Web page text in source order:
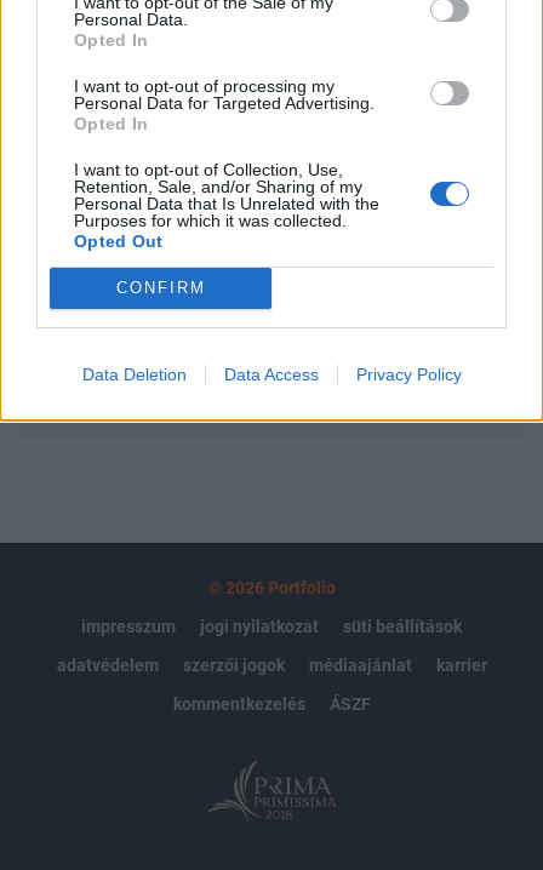
Personal Data.
Opted In
I want to opt-out of processing my
Personal Data for Targeted Advertising.
Opted In
I want to opt-out of Collection, Use,
Retention, Sale, and/or Sharing of my
Personal Data that Is Unrelated with the
Purposes for which it was collected.
Opted Out
CONFIRM
Data Deletion Data Access Privacy Policy
KEDVES OLVASÓNK!
A keresett cikk a portfolio.hu hírarchívumához
tartozik, melynek olvasása előfizetéses
regisztrációhoz kötött.
Az előfizetés a következőket tartalmazza:
Portfolio.hu teljes cikkarchívum
Kötéslisták: BÉT elmúlt 2 év napon belüli
kötéslistái
Előfizetés
© 2026 Portfolio
impresszum
jogi nyilatkozat
süti beállítások
adatvédelem
szerzői jogok médiaajánlat
karrier
kommentkezelés
ÁSZF